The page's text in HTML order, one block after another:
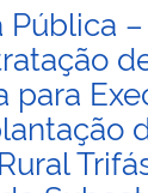
Pública
para